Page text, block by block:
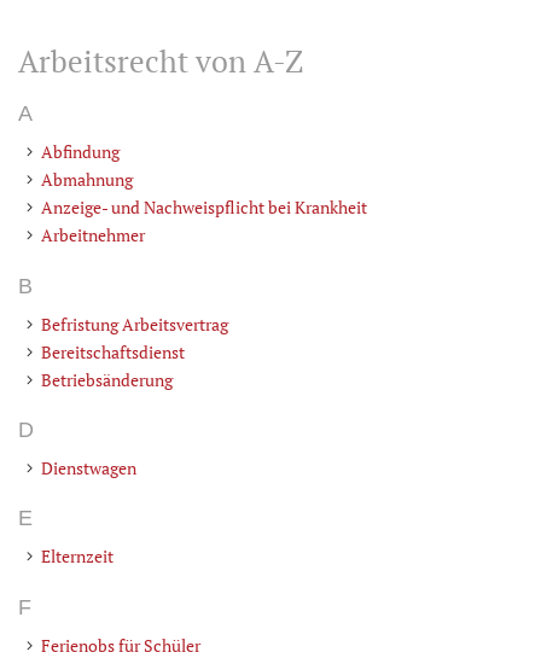
Arbeitsrecht von A-Z
A
Abfindung
Abmahnung
Anzeige- und Nachweispflicht bei Krankheit
Arbeitnehmer
B
Befristung Arbeitsvertrag
Bereitschaftsdienst
Betriebsänderung
D
Dienstwagen
E
Elternzeit
F
Ferienobs für Schüler